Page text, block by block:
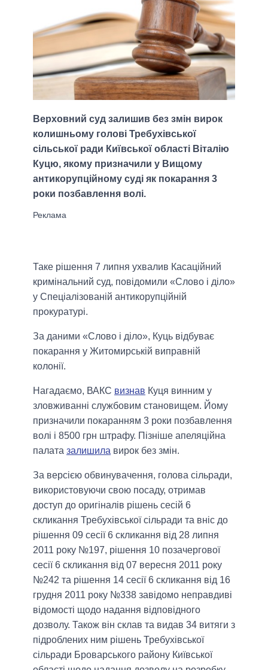
Верховний суд залишив без змін вирок
колишньому голові Требухівської
сільської ради Київської області Віталію
Куцю, якому призначили у Вищому
антикорупційному суді як покарання 3
роки позбавлення волі.
Таке рішення 7 липня ухвалив Касаційний
кримінальний суд, повідомили «Слово і діло»
у Спеціалізованій антикорупційній
прокуратурі.
За даними «Слово і діло», Куць відбуває
покарання у Житомирській виправній
колонії.
Нагадаємо, ВАКС визнав Куця винним у
зловживанні службовим становищем. Йому
призначили покаранням 3 роки позбавлення
волі і 8500 грн штрафу. Пізніше апеляційна
палата залишила вирок без змін.
За версією обвинувачення, голова сільради,
використовуючи свою посаду, отримав
доступ до оригіналів рішень сесій 6
скликання Требухівської сільради та вніс до
рішення 09 сесії 6 скликання від 28 липня
2011 року №197, рішення 10 позачергової
сесії 6 скликання від 07 вересня 2011 року
№242 та рішення 14 сесії 6 скликання від 16
грудня 2011 року №338 завідомо неправдиві
відомості щодо надання відповідного
дозволу. Також він склав та видав 34 витяги з
підроблених ним рішень Требухівської
сільради Броварського району Київської